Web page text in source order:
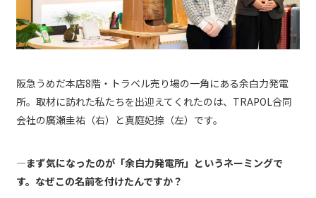
阪急うめだ本店8階・トラベル売り場の一角にある余白力発電
所。取材に訪れた私たちを出迎えてくれたのは、TRAPOL合同
会社の廣瀬圭祐（右）と真庭妃捺（左）です。
―まず気になったのが「余白力発電所」というネーミングで
す。なぜこの名前を付けたんですか？